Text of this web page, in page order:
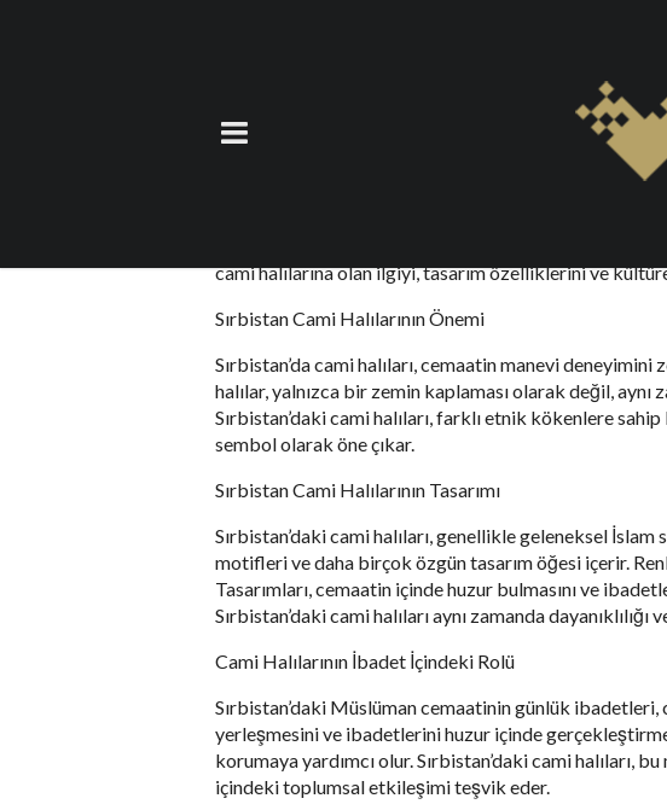
Sırbistan Cami Halısı
cami halılarına olan ilgiyi, tasarım özelliklerini ve
Sırbistan Cami Halılarının Önemi
Sırbistan’da cami halıları, cemaatin manevi
halılar, yalnızca bir zemin kaplaması olarak değil,
Sırbistan’daki cami halıları, farklı etnik kökenlere
sembol olarak öne çıkar.
Sırbistan Cami Halılarının Tasarımı
Sırbistan’daki cami halıları, genellikle geleneksel
motifleri ve daha birçok özgün tasarım öğesi içerir.
Tasarımları, cemaatin içinde huzur bulmasını ve
Sırbistan’daki cami halıları aynı zamanda
Cami Halılarının İbadet İçindeki Rolü
Sırbistan’daki Müslüman cemaatinin günlük ibadetleri,
yerleşmesini ve ibadetlerini huzur içinde
korumaya yardımcı olur. Sırbistan’daki cami
içindeki toplumsal etkileşimi teşvik eder.